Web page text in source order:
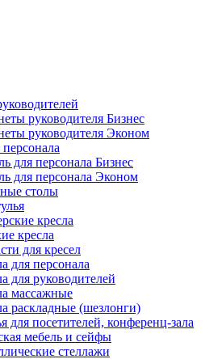
руководителя Бизнес
руководителя Эконом
для персонала Бизнес
для персонала Эконом
столы
кресла
кресла
для кресел
для персонала
для руководителей
массажные
раскладные (шезлонги)
для посетителей, конференц-зала
мебель и сейфы
стеллажи